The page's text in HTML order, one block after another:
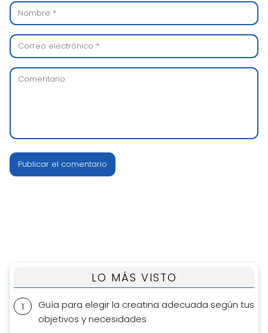
LO MÁS VISTO
Guía para elegir la creatina adecuada según tus
objetivos y necesidades